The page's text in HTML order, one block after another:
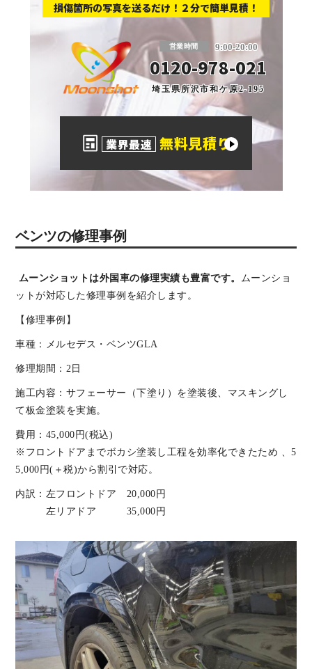
損傷箇所の写真を送るだけ！２分で簡単見積！
板金塗装と車の傷修理を格安で 東
営業時間 9:00-20:00
0120-978-021
埼玉県所沢市和ケ原2-195
業界最速 無料見積り
ベンツの修理事例
ムーンショットは外国車の修理実績も豊富です。 ムーンショ
ットが対応した修理事例を紹介します。
【修理事例】
車種：メルセデス・ベンツGLA
修理期間：2日
施工内容：サフェーサー（下塗り）を塗装後、マスキングし
て板金塗装を実施。
費用：45,000円(税込)
※フロントドアまでボカシ塗装し工程を効率化できたため 、5
5,000円(＋税)から割引で対応。
内訳：左フロントドア 20,000円
左リアドア 35,000円